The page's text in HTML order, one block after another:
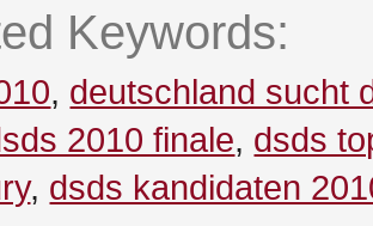
Keywords:
, deutschland sucht
2010 finale, dsds
, dsds kandidaten